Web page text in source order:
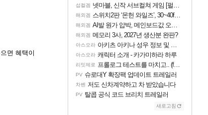
면 혜택이
섭컬겜 넷마블, 신작 서브컬쳐 게임 [펄 인 블루] 티저 사이트 오픈
해외겜 스위치2판 ‘몬헌 와일즈’, 30~40fps 목표 추정
해외겜 AI발 원가 압박, 메인보드값 오르나
해외겜 메모리 3사, 2027년 생산분 완판?
아스오라 아키츠 아키나 성우 정보 및 주요 필모
아스오라 캐릭터 소개 - 카가미하라 하루
리밋제로 프롤로그 테스트를 마치고.. (feat. 리아)
PV 슈로대Y 확장팩 업데이트 트레일러
차벤 저도 신차계약하고 차 받았습니다
PV 탈콥 공식 코드 브리치 트레일러
새로고침